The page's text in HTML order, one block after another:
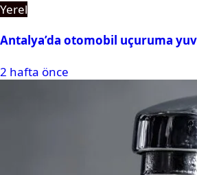
Yerel
Antalya’da otomobil uçuruma
2 hafta önce